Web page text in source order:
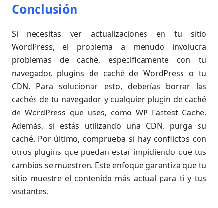
Conclusión
Si necesitas ver actualizaciones en tu sitio
WordPress, el problema a menudo involucra
problemas de caché, específicamente con tu
navegador, plugins de caché de WordPress o tu
CDN. Para solucionar esto, deberías borrar las
cachés de tu navegador y cualquier plugin de caché
de WordPress que uses, como WP Fastest Cache.
Además, si estás utilizando una CDN, purga su
caché. Por último, comprueba si hay conflictos con
otros plugins que puedan estar impidiendo que tus
cambios se muestren. Este enfoque garantiza que tu
sitio muestre el contenido más actual para ti y tus
visitantes.